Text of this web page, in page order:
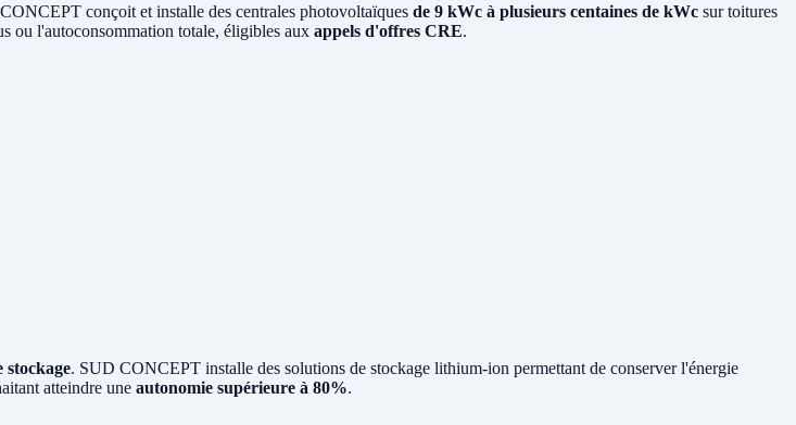
conçoit et installe des centrales photovoltaïques de 9 kWc à plusieurs centaines de kWc sur toitures
ou l'autoconsommation totale, éligibles aux appels d'offres CRE.
stockage. SUD CONCEPT installe des solutions de stockage lithium-ion permettant de conserver l'énergie
atteindre une autonomie supérieure à 80%.